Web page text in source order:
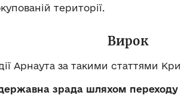
території.
Вирок
Арнаута за такими статтями
зрада шляхом переходу